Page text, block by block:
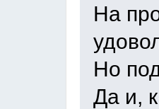
На
Но
Да и,